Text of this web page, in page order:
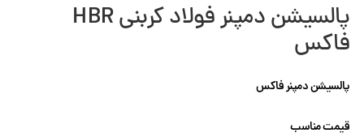
پالسیشن دمپنر فولاد کربنی HBR
فاکس
پالسیشن دمپنر فاکس
قیمت مناسب